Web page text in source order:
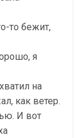
то бежит,
я
на
как ветер.
И вот